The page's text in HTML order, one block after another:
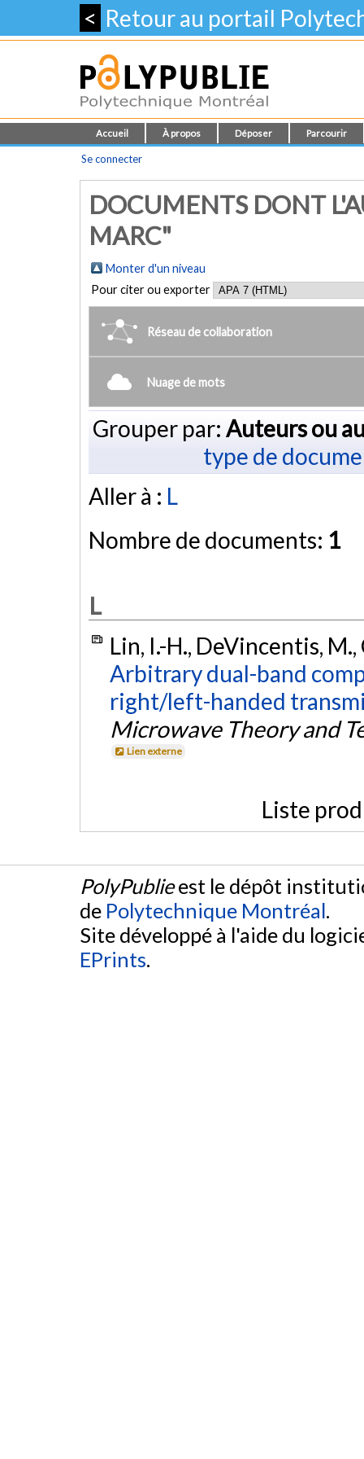
< Retour au portail
Accueil À propos Déposer Parcourir
Se connecter
DOCUMENTS DONT
MARC"
Monter d'un niveau
Pour citer ou exporter
Réseau de collaboration
Nuage de mots
Grouper par: Auteurs ou
type de
Aller à : L
Nombre de documents: 1
L
Lin, I.-H., DeVincentis,
Arbitrary dual-band
right/left-handed
Microwave Theory and
Lien externe
Liste
PolyPublieest le dépôt
de Polytechnique Montréal.
Site développé à l'aide du
EPrints.